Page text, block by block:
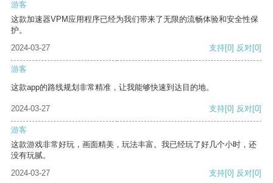
游客
这款加速器VPM应用程序已经为我们带来了无限的流畅体验和安全性保
护。
2024-03-27
支持[0] 反对[0]
游客
这款app的路线规划非常精准，让我能够快速到达目的地。
2024-03-27 支持[0] 反对[0]
游客
这款游戏非常好玩，画面精美，玩法丰富。我已经玩了好几个小时，还
没有玩腻。
2024-03-27
支持[0] 反对[0]